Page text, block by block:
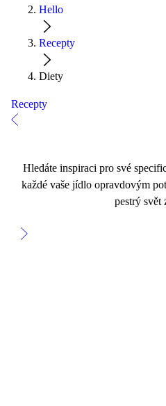
Hello
Recepty
Diety
Recepty
Hledáte inspiraci pro své
každé vaše jídlo opravdovým
pestrý svět